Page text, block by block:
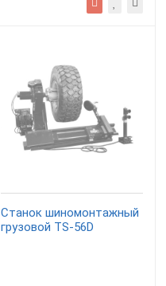
Станок шиномонтажный
грузовой TS-56D